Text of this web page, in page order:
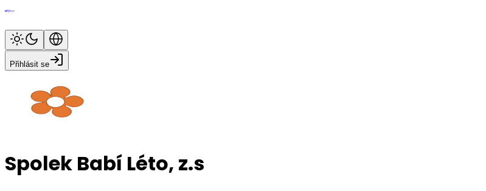
Přihlásit se
Spolek Babí Léto, z.s